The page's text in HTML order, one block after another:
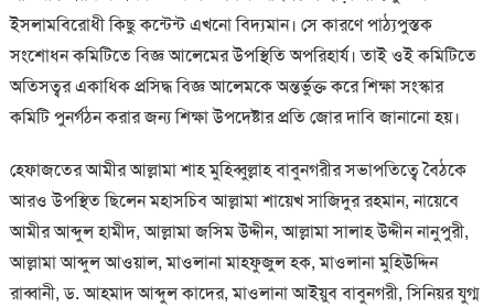
ইসলামবিরোধী কিছু কন্টেন্ট এখনো বিদ্যমান। সে কারণে পাঠ্যপুস্তক
সংশোধন কমিটিতে বিজ্ঞ আলেমের উপস্থিতি অপরিহার্য। তাই ওই কমিটিতে
অতিসত্বর একাধিক প্রসিদ্ধ বিজ্ঞ আলেমকে অন্তর্ভুক্ত করে শিক্ষা সংস্কার
কমিটি পুনর্গঠন করার জন্য শিক্ষা উপদেষ্টার প্রতি জোর দাবি জানানো হয়।
হেফাজতের আমীর আল্লামা শাহ মুহিব্বুল্লাহ বাবুনগরীর সভাপতিত্বে বৈঠকে
আরও উপস্থিত ছিলেন মহাসচিব আল্লামা শায়েখ সাজিদুর রহমান, নায়েবে
আমীর আব্দুল হামীদ, আল্লামা জসিম উদ্দীন, আল্লামা সালাহ উদ্দীন নানুপুরী,
আল্লামা আব্দুল আওয়াল, মাওলানা মাহফুজুল হক, মাওলানা মুহিউদ্দিন
রাব্বানী, ড. আহমাদ আব্দুল কাদের, মাওলানা আইয়ুব বাবুনগরী, সিনিয়র যুগ্ম